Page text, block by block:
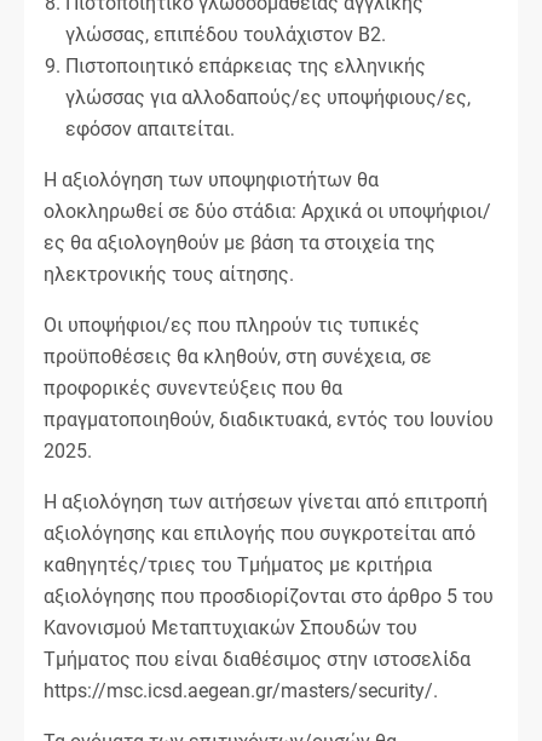
γλώσσας, επιπέδου τουλάχιστον Β2.
Πιστοποιητικό επάρκειας της ελληνικής
γλώσσας για αλλοδαπούς/ες υποψήφιους/ες,
εφόσον απαιτείται.
Η αξιολόγηση των υποψηφιοτήτων θα
ολοκληρωθεί σε δύο στάδια: Αρχικά οι υποψήφιοι/
ες θα αξιολογηθούν με βάση τα στοιχεία της
ηλεκτρονικής τους αίτησης.
Οι υποψήφιοι/ες που πληρούν τις τυπικές
προϋποθέσεις θα κληθούν, στη συνέχεια, σε
προφορικές συνεντεύξεις που θα
πραγματοποιηθούν, διαδικτυακά, εντός του Ιουνίου
2025.
Η αξιολόγηση των αιτήσεων γίνεται από επιτροπή
αξιολόγησης και επιλογής που συγκροτείται από
καθηγητές/τριες του Τμήματος με κριτήρια
αξιολόγησης που προσδιορίζονται στο άρθρο 5 του
Κανονισμού Μεταπτυχιακών Σπουδών του
Τμήματος που είναι διαθέσιμος στην ιστοσελίδα
https://msc.icsd.aegean.gr/masters/security/.